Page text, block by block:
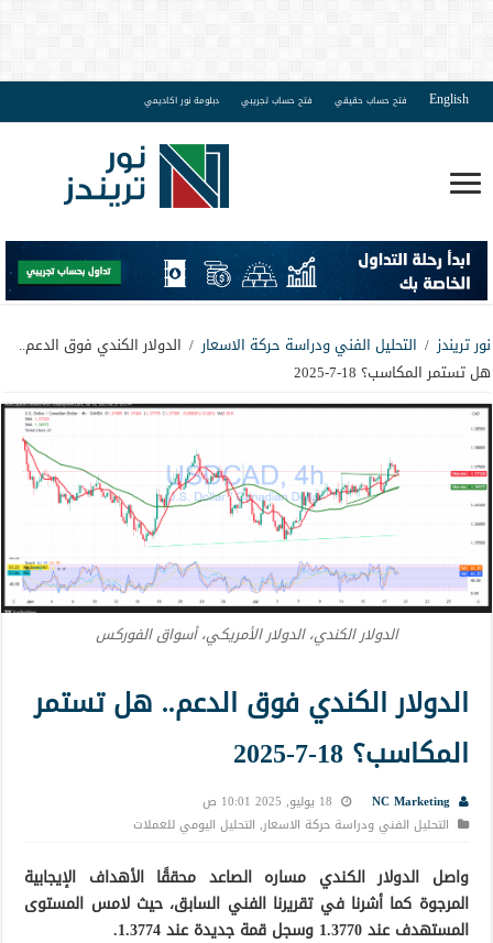
English فتح حساب حقيقي فتح حساب تجريبي دبلومة نور اكاديمي
نور تريندز / التحليل الفني ودراسة حركة الاسعار / الدولار الكندي فوق الدعم..
هل تستمر المكاسب؟ 18-7-2025
الدولار الكندي، الدولار الأمريكي، أسواق الفوركس
الدولار الكندي فوق الدعم.. هل تستمر
المكاسب؟ 18-7-2025
NC Marketing
18 يوليو, 2025 10:01 ص
التحليل الفني ودراسة حركة الاسعار, التحليل اليومي للعملات
واصل الدولار الكندي مساره الصاعد محققًا الأهداف الإيجابية
المرجوة كما أشرنا في تقريرنا الفني السابق، حيث لامس المستوى
المستهدف عند 1.3770 وسجل قمة جديدة عند 1.3774.